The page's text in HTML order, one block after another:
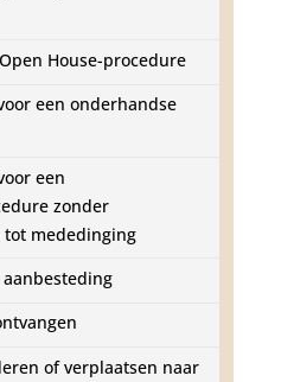
House-procedure
een onderhandse
een
zonder
tot mededinging
of verplaatsen naar